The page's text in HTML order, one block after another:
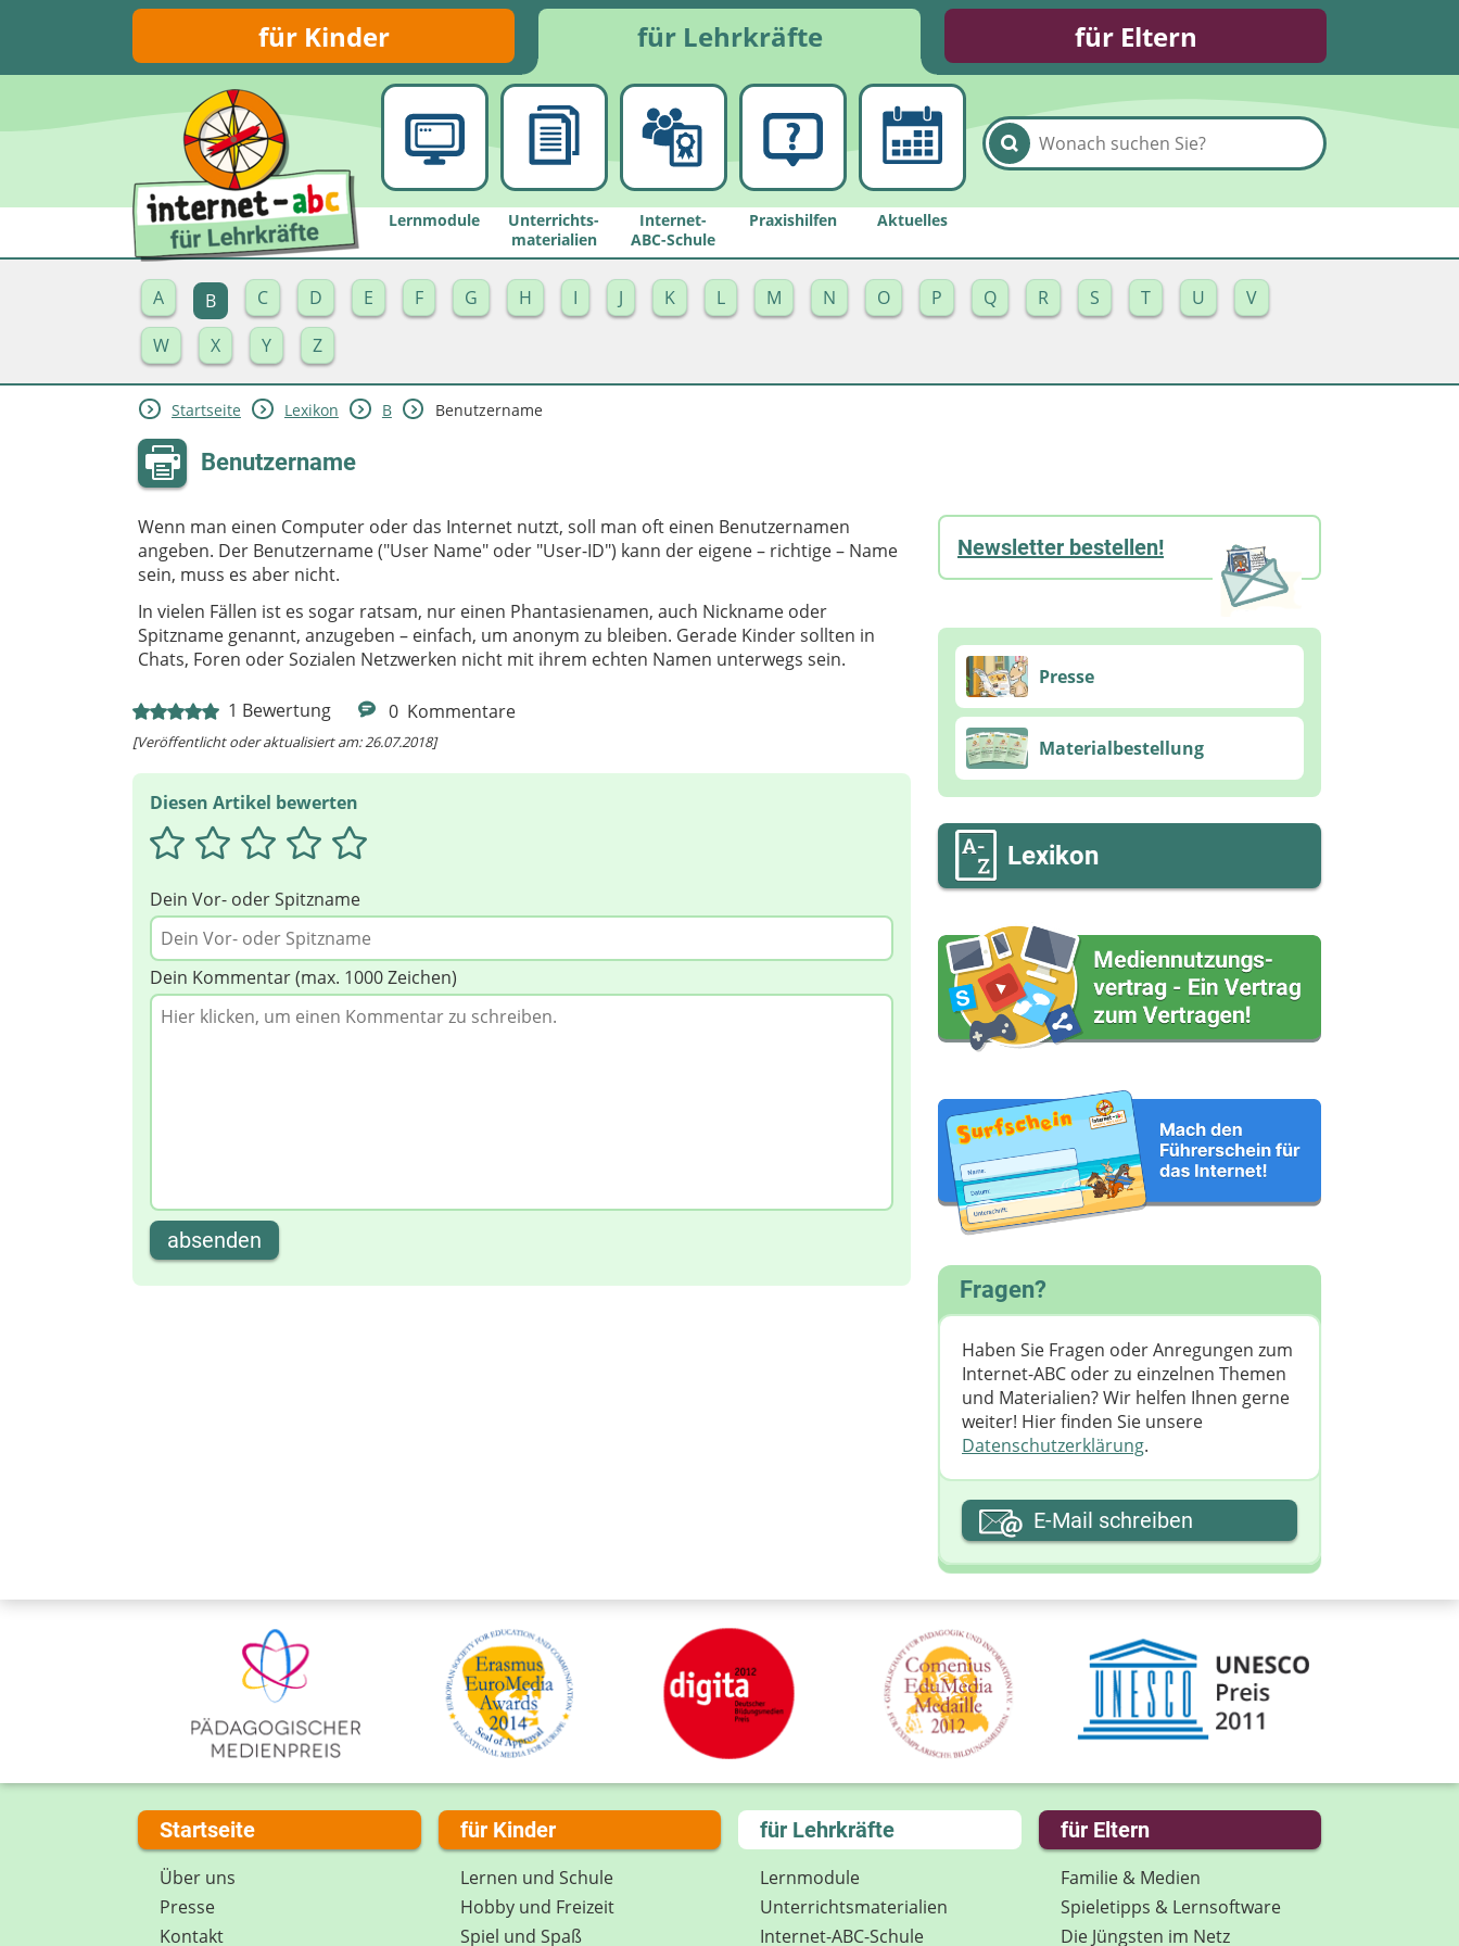
für Kinder für Lehrkräfte für Eltern
Lernmodule
Unterrichts­
materialien
Internet-
ABC-Schule
Praxishilfen Aktuelles
A B C D E F G H I J K L M N O P Q R S T U
V
W
X Y Z
Startseite Lexikon B Benutzername
Benutzername
Wenn man einen Computer oder das Internet nutzt, soll man oft einen Benutzernamen
angeben. Der Benutzername ("User Name" oder "User-ID") kann der eigene – richtige – Name
sein, muss es aber nicht.
In vielen Fällen ist es sogar ratsam, nur einen Phantasienamen, auch Nickname oder
Spitzname genannt, anzugeben – einfach, um anonym zu bleiben. Gerade Kinder sollten in
Chats, Foren oder Sozialen Netzwerken nicht mit ihrem echten Namen unterwegs sein.
1 Bewertung 0 Kommentare
[Veröffentlicht oder aktualisiert am: 26.07.2018]
Diesen Artikel bewerten
Dein Vor- oder Spitzname
Dein Kommentar (max. 1000 Zeichen)
absenden
Newsletter bestellen!
Presse
Materialbestellung
Lexikon
Fragen?
Haben Sie Fragen oder Anregungen zum
Internet-ABC oder zu einzelnen Themen
und Materialien? Wir helfen Ihnen gerne
weiter! ​Hier finden Sie unsere
Datenschutzerklärung.
Ihre E-Mail-Adresse
Ihre Nachricht
E-Mail schreiben
Startseite
Über uns
Presse
Kontakt
für Kinder
Lernen und Schule
Hobby und Freizeit
Spiel und Spaß
für Lehrkräfte
Lernmodule
Unterrichts­materialien
Internet-ABC-Schule
für Eltern
Familie & Medien
Spieletipps & Lernsoftware
Die Jüngsten im Netz